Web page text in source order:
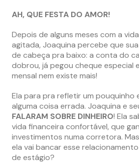
AH, QUE FESTA DO AMOR!
Depois de alguns meses com a
agitada, Joaquina percebe que
de cabeça pra baixo: a conta do
dobrou, já pegou cheque especial
mensal nem existe mais!
Ela para pra refletir um pouquinho
alguma coisa errada. Joaquina e
FALARAM SOBRE DINHEIRO! Ela
vida financeira confortável, que
investimentos numa corretora.
ela vai bancar esse
de estágio?